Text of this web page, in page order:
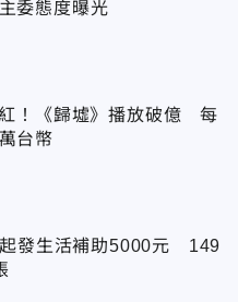
委態度曝光
！《歸墟》播放破億 每
台幣
發生活補助5000元 149